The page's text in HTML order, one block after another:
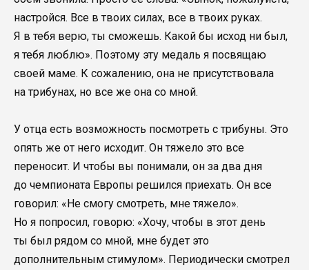
настройся. Все в твоих силах, все в твоих руках.
Я в тебя верю, ты сможешь. Какой бы исход ни был,
я тебя люблю». Поэтому эту медаль я посвящаю
своей маме. К сожалению, она не присутствовала
на трибунах, но все же она со мной.
У отца есть возможность посмотреть с трибуны. Это
опять же от него исходит. Он тяжело это все
переносит. И чтобы вы понимали, он за два дня
до чемпионата Европы решился приехать. Он все
говорил: «Не смогу смотреть, мне тяжело».
Но я попросил, говорю: «Хочу, чтобы в этот день
ты был рядом со мной, мне будет это
дополнительным стимулом». Периодически смотрел